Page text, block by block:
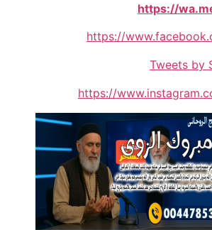
https://
https://
Tweets by
https://